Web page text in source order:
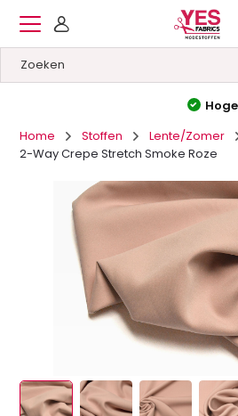
Hoge kwaliteit&
Home
Stoffen
Lente/Zomer
2-Way Crepe Stretch Smoke Roze